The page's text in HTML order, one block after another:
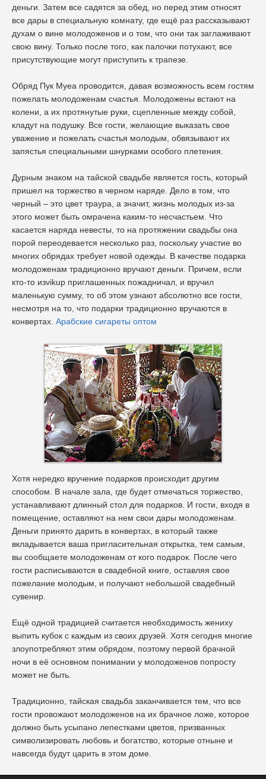
деньги. Затем все садятся за обед, но перед этим относят
все дары в специальную комнату, где ещё раз рассказывают
духам о вине молодоженов и о том, что они так заглаживают
свою вину. Только после того, как палочки потухают, все
присутствующие могут приступить к трапезе.
Обряд Пук Муеа проводится, давая возможность всем гостям
пожелать молодоженам счастья. Молодожены встают на
колени, а их протянутые руки, сцепленные между собой,
кладут на подушку. Все гости, желающие выказать свое
уважение и пожелать счастья молодым, обвязывают их
запястья специальными шнурками особого плетения.
Дурным знаком на тайской свадьбе является гость, который
пришел на торжество в черном наряде. Дело в том, что
черный – это цвет траура, а значит, жизнь молодых из-за
этого может быть омрачена каким-то несчастьем. Что
касается наряда невесты, то на протяжении свадьбы она
порой переодевается несколько раз, поскольку участие во
многих обрядах требует новой одежды. В качестве подарка
молодоженам традиционно вручают деньги. Причем, если
кто-то изvikup приглашенных пожадничал, и вручил
маленькую сумму, то об этом узнают абсолютно все гости,
несмотря на то, что подарки традиционно вручаются в
конвертах. Арабские сигареты оптом
Хотя нередко вручение подарков происходит другим
способом. В начале зала, где будет отмечаться торжество,
устанавливают длинный стол для подарков. И гости, входя в
помещение, оставляют на нем свои дары молодоженам.
Деньги принято дарить в конвертах, в который также
вкладывается ваша пригласительная открытка, тем самым,
вы сообщаете молодоженам от кого подарок. После чего
гости расписываются в свадебной книге, оставляя свое
пожелание молодым, и получают небольшой свадебный
сувенир.
Ещё одной традицией считается необходимость жениху
выпить кубок с каждым из своих друзей. Хотя сегодня многие
злоупотребляют этим обрядом, поэтому первой брачной
ночи в её основном понимании у молодоженов попросту
может не быть.
Традиционно, тайская свадьба заканчивается тем, что все
гости провожают молодоженов на их брачное ложе, которое
должно быть усыпано лепестками цветов, призванных
символизировать любовь и богатство, которые отныне и
навсегда будут царить в этом доме.